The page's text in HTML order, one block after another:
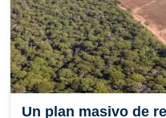
Un plan masivo de